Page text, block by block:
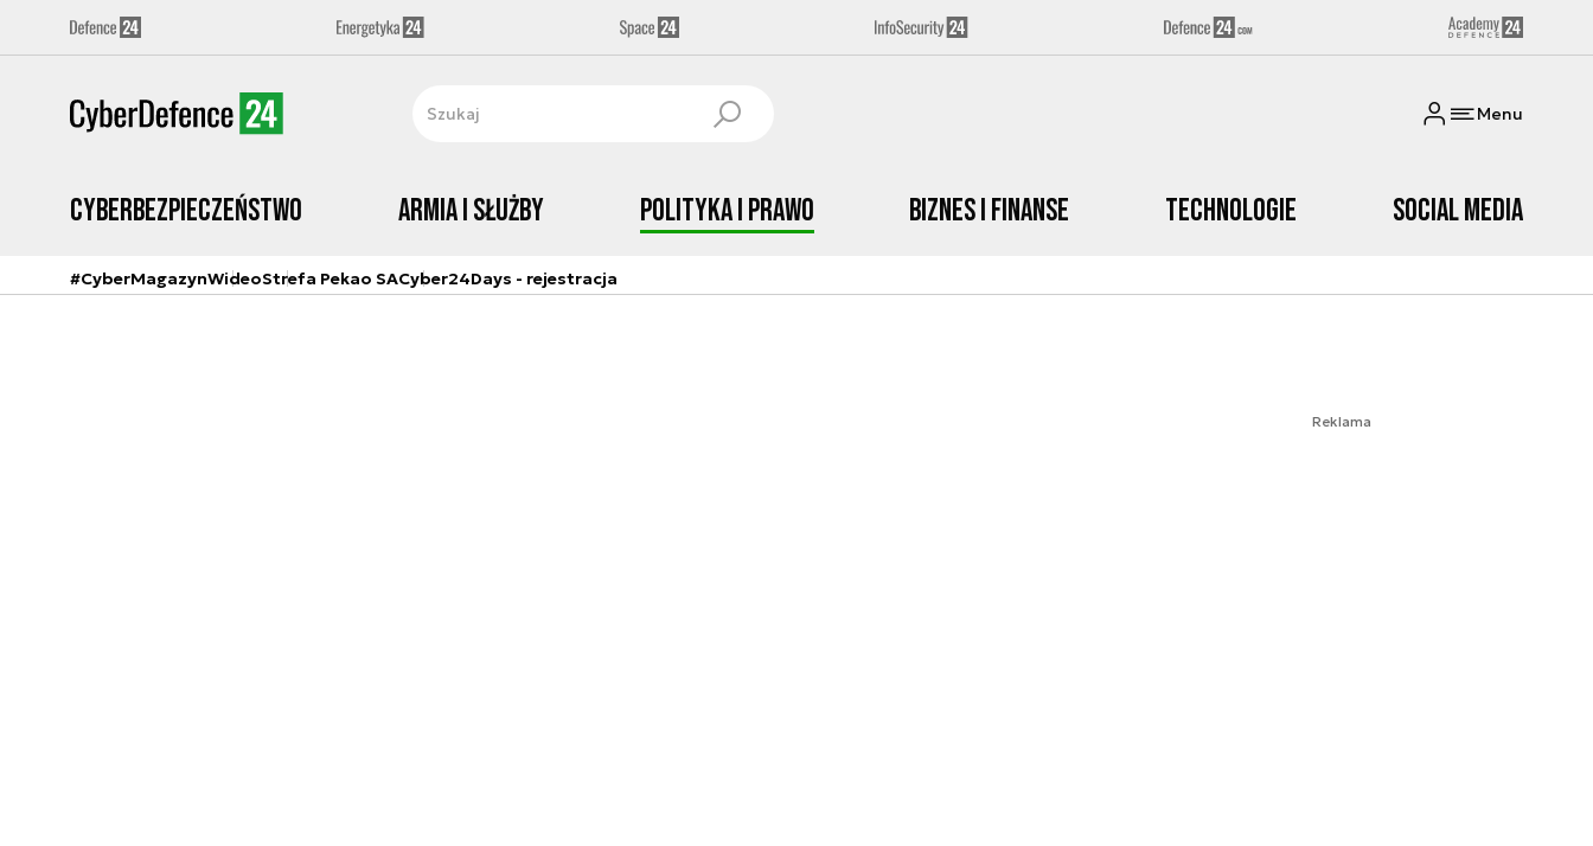
Menu
Cyberbezpieczeństwo Armia i Służby Polityka i prawo Biznes i Finanse Technologie Social media
#CyberMagazynWideoStrefa Pekao SACyber24Days - rejestracja
Reklama